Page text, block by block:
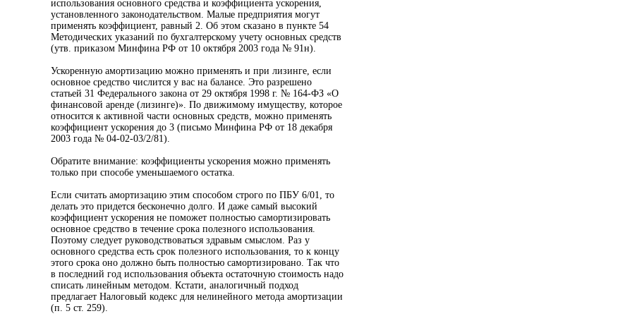
использования основного средства и коэффициента ускорения,
установленного законодательством. Малые предприятия могут
применять коэффициент, равный 2. Об этом сказано в пункте 54
Методических указаний по бухгалтерскому учету основных средств
(утв. приказом Минфина РФ от 10 октября 2003 года № 91н).
Ускоренную амортизацию можно применять и при лизинге, если
основное средство числится у вас на балансе. Это разрешено
статьей 31 Федерального закона от 29 октября 1998 г. № 164-ФЗ «О
финансовой аренде (лизинге)». По движимому имуществу, которое
относится к активной части основных средств, можно применять
коэффициент ускорения до 3 (письмо Минфина РФ от 18 декабря
2003 года № 04-02-03/2/81).
Обратите внимание: коэффициенты ускорения можно применять
только при способе уменьшаемого остатка.
Если считать амортизацию этим способом строго по ПБУ 6/01, то
делать это придется бесконечно долго. И даже самый высокий
коэффициент ускорения не поможет полностью самортизировать
основное средство в течение срока полезного использования.
Поэтому следует руководствоваться здравым смыслом. Раз у
основного средства есть срок полезного использования, то к концу
этого срока оно должно быть полностью самортизировано. Так что
в последний год использования объекта остаточную стоимость надо
списать линейным методом. Кстати, аналогичный подход
предлагает Налоговый кодекс для нелинейного метода амортизации
(п. 5 ст. 259).